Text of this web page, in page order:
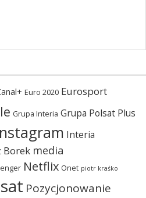
Euro 2020 Eurosport
Grupa Interia Grupa Polsat Plus
Interia
Borek media
Netflix Onet piotr kraśko
Pozycjonowanie